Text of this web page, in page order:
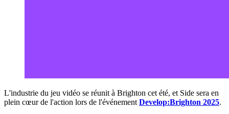
L'industrie du jeu vidéo se réunit à Brighton cet été, et Side sera en
plein cœur de l'action lors de l'événement Develop:Brighton 2025.